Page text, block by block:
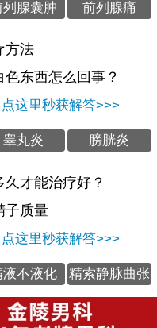
列腺囊肿 前列腺痛
方法
色东西怎么回事？
这里秒获解答>>>
睾丸炎 膀胱炎
才能治疗好？
子质量
这里秒获解答>>>
液不液化 精索静脉曲张